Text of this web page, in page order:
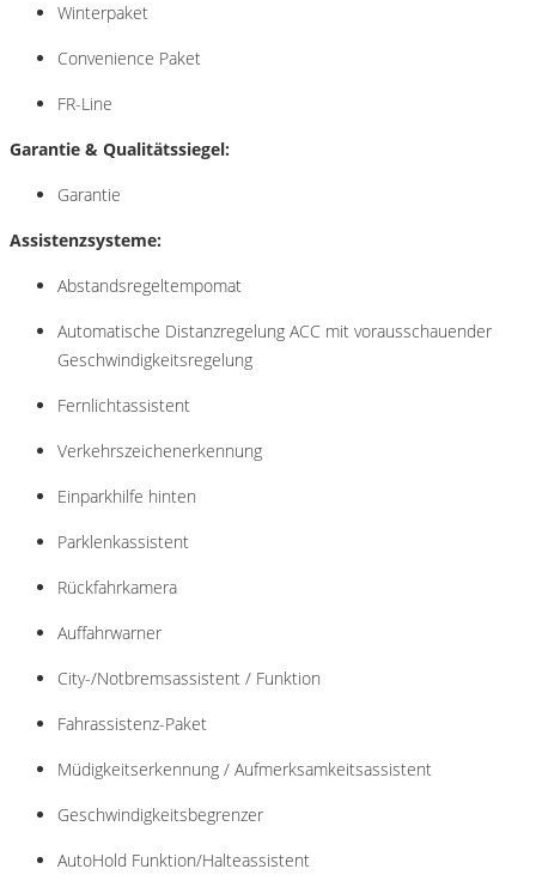
Winterpaket
Convenience Paket
FR-Line
Garantie & Qualitätssiegel:
Garantie
Assistenzsysteme:
Abstandsregeltempomat
Automatische Distanzregelung ACC mit vorausschauender
Geschwindigkeitsregelung
Fernlichtassistent
Verkehrszeichenerkennung
Einparkhilfe hinten
Parklenkassistent
Rückfahrkamera
Auffahrwarner
City-/Notbremsassistent / Funktion
Fahrassistenz-Paket
Müdigkeitserkennung / Aufmerksamkeitsassistent
Geschwindigkeitsbegrenzer
AutoHold Funktion/Halteassistent